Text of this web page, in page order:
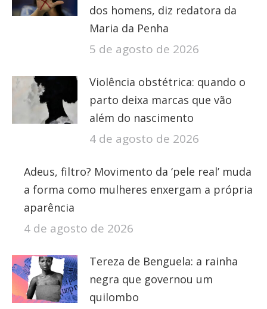
dos homens, diz redatora da
Maria da Penha
5 de agosto de 2026
Violência obstétrica: quando o
parto deixa marcas que vão
além do nascimento
4 de agosto de 2026
Adeus, filtro? Movimento da ‘pele real’ muda
a forma como mulheres enxergam a própria
aparência
4 de agosto de 2026
Tereza de Benguela: a rainha
negra que governou um
quilombo